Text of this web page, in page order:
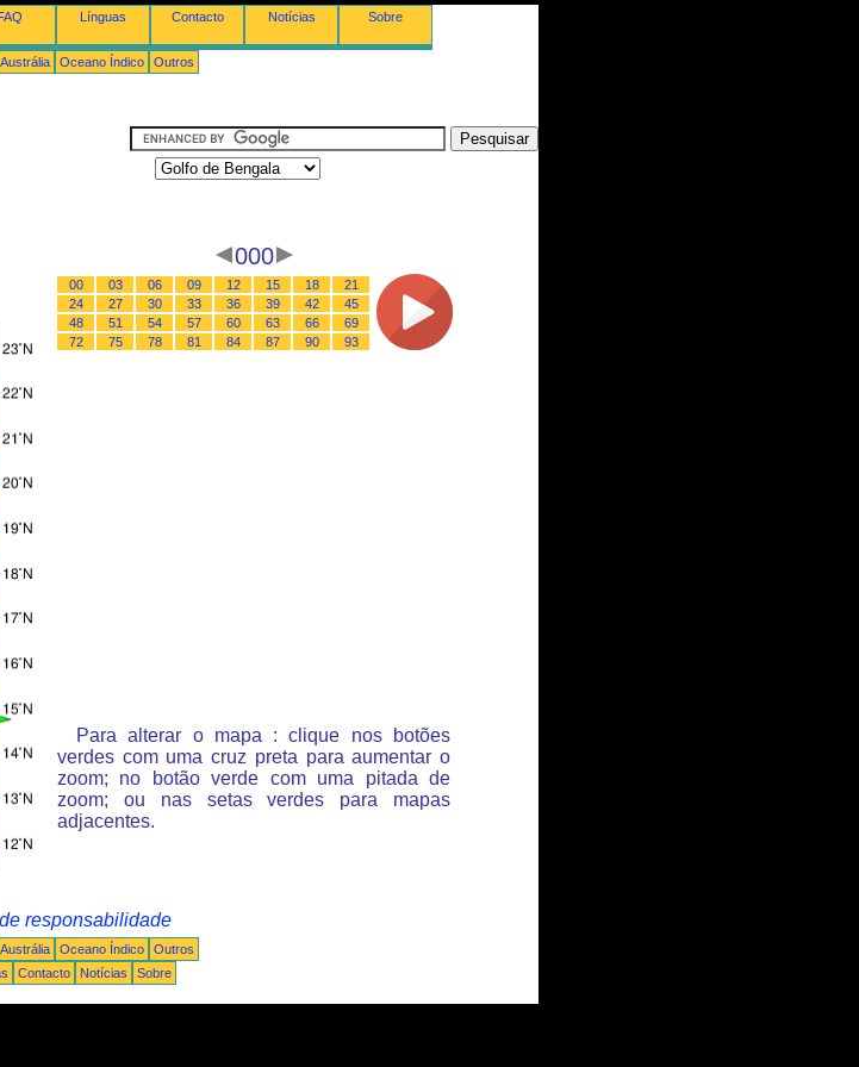
Línguas Contacto Notícias Sobre
Austrália Oceano Índico Outros
000
00 03 06 09 12 15 18
21
24
27 30 33 36 39 42
45
48
51 54 57 60 63 66
69
72
75 78 81 84 87 90 93
Para alterar o mapa : clique nos botões
verdes com uma cruz preta para aumentar o
zoom; no botão verde com uma pitada de
zoom; ou nas setas verdes para mapas
adjacentes.
responsabilidade
Austrália Oceano Índico
Outros
Contacto Notícias Sobre